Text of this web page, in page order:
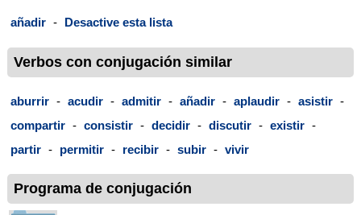
añadir - Desactive esta lista
Verbos con conjugación similar
aburrir - acudir - admitir - añadir - aplaudir - asistir -
compartir - consistir - decidir - discutir - existir -
partir - permitir - recibir - subir - vivir
Programa de conjugación